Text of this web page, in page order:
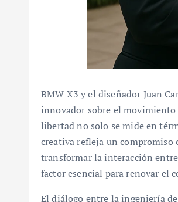
BMW X3 y el diseñador Juan
innovador sobre el movimiento
libertad no solo se mide en
creativa refleja un compromiso
transformar la interacción
factor esencial para renovar el
El diálogo entre la ingeniería